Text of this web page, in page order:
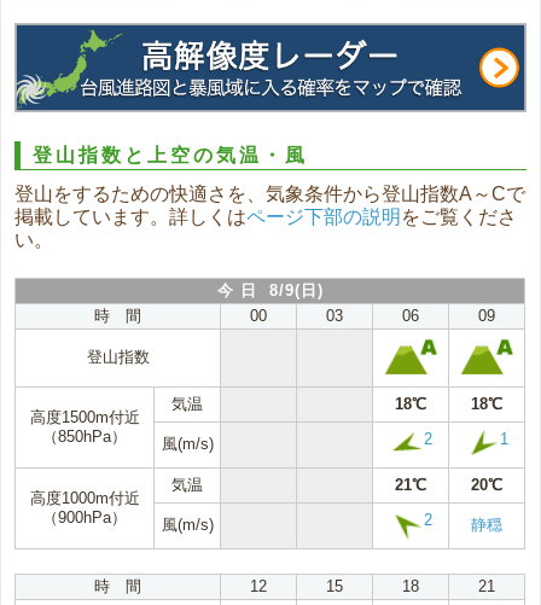
登山指数と上空の気温・風
登山をするための快適さを、気象条件から登山指数A～Cで
掲載しています。詳しくはページ下部の説明 をご覧くださ
い。
今 日 8/9(日)
時 間
00 03 06 09
登山指数
高度1500m付近
（850hPa）
気温 18℃ 18℃
風(m/s) 2 1
高度1000m付近
（900hPa）
気温 21℃ 20℃
風(m/s) 2 静穏
時 間 12 15 18 21